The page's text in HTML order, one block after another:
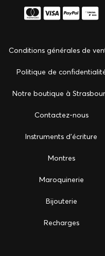
Conditions générales de
Politique de
Notre boutique à
Сontactez-nous
Instruments d'écriture
Montres
Maroquinerie
Bijouterie
Recharges